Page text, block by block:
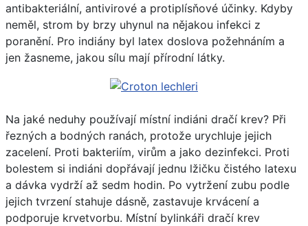
antibakteriální, antivirové a protiplísňové účinky. Kdyby
neměl, strom by brzy uhynul na nějakou infekci z
poranění. Pro indiány byl latex doslova požehnáním a
jen žasneme, jakou sílu mají přírodní látky.
Na jaké neduhy používají místní indiáni dračí krev? Při
řezných a bodných ranách, protože urychluje jejich
zacelení. Proti bakteriím, virům a jako dezinfekci. Proti
bolestem si indiáni dopřávají jednu lžičku čistého latexu
a dávka vydrží až sedm hodin. Po vytržení zubu podle
jejich tvrzení stahuje dásně, zastavuje krvácení a
podporuje krvetvorbu. Místní bylinkáři dračí krev